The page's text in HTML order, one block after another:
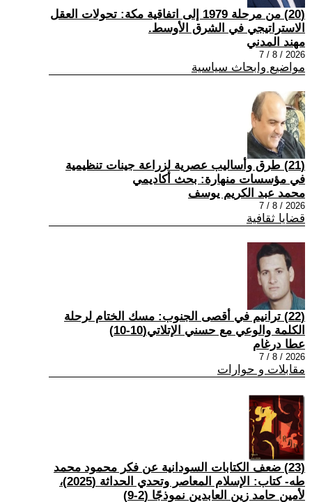
(20) من مرحلة 1979 إلى اتفاقية مكة: تحولات العقل
الاستراتيجي في الشرق الأوسط.
مهند المدني
2026 / 8 / 7
مواضيع وابحاث سياسية
(21) طرق وأساليب عصرية لزراعة جينات تنظيمية
في مؤسسات منهارة: بحث أكاديمي
محمد عبد الكريم يوسف
2026 / 8 / 7
قضايا ثقافية
(22) ترانيم في أقصى الجنوب: مسك الختام لرحلة
الكلمة والوعي مع حسني الإتلاتي(10-10)
عطا درغام
2026 / 8 / 7
مقابلات و حوارات
(23) ضعف الكتابات السودانية عن فكر محمود محمد
طه- كتاب: الإسلام المعاصر وتحدي الحداثة (2025)،
لأمين حامد زين العابدين نموذجًا (2-9)